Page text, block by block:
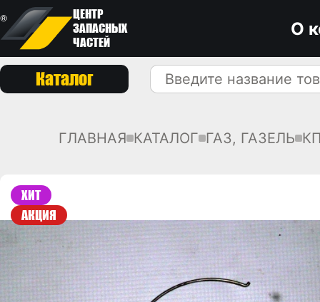
ЦЕНТР
ЗАПАСНЫХ
ЧАСТЕЙ
О
Каталог
ГЛАВНАЯ КАТАЛОГ ГАЗ, ГАЗЕЛЬ
ХИТ
АКЦИЯ